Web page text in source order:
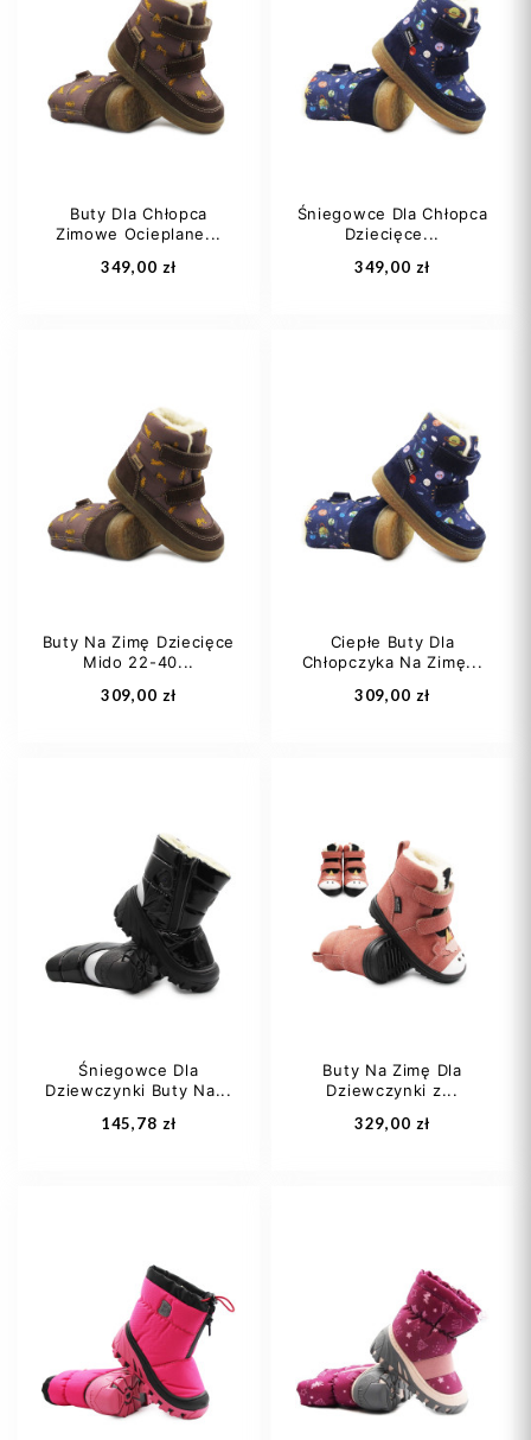
28
30
32
Dodaj do koszyka
32
33
34
Dodaj do koszyka
Buty Dla Chłopca
Zimowe Ocieplane...
349,00 zł
33 34
Dodaj do koszyka
Śniegowce Dla Chłopca
Dziecięce...
349,00 zł
33 34
Dodaj do koszyka
Buty Na Zimę Dziecięce
Mido 22-40...
309,00 zł
21
Dodaj do koszyka
Ciepłe Buty Dla
Chłopczyka Na Zimę...
309,00 zł
22
Dodaj do koszyka
Śniegowce Dla
Dziewczynki Buty Na...
145,78 zł
28 32
Buty Na Zimę Dla
Dziewczynki z...
329,00 zł
30